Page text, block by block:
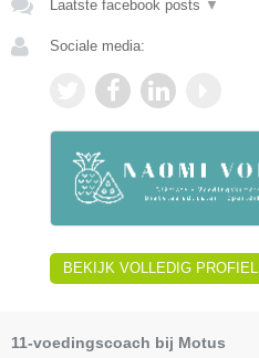
Laatste facebook posts ▼
Sociale media:
BEKIJK VOLLEDIG PROFIEL
11-voedingscoach bij Motus